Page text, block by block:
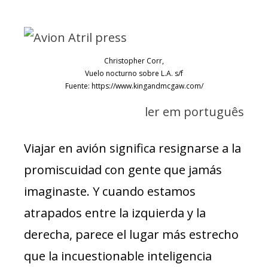
Christopher Corr,
Vuelo nocturno sobre L.A. s/f
Fuente: https://www.kingandmcgaw.com/
ler em português
Viajar en avión significa resignarse a la
promiscuidad con gente que jamás
imaginaste. Y cuando estamos
atrapados entre la izquierda y la
derecha, parece el lugar más estrecho
que la incuestionable inteligencia